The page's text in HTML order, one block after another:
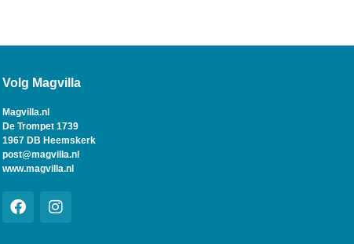
Volg Magvilla
Magvilla.nl
De Trompet 1739
1967 DB Heemskerk
post@magvilla.nl
www.magvilla.nl